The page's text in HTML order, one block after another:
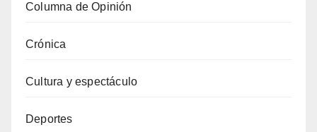
Columna de Opinión
Crónica
Cultura y espectáculo
Deportes